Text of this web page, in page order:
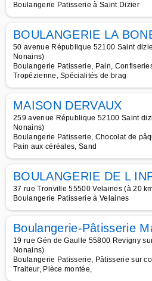
Boulangerie Patisserie à Saint Dizier
BOULANGERIE LA
50 avenue République 52100 Saint
Nonains)
Boulangerie Patisserie, Pain,
Tropézienne, Spécialités de brag
MAISON DERVAUX
259 avenue République 52100 Saint
Nonains)
Boulangerie Patisserie, Chocolat de
Pain aux céréales, Sand
BOULANGERIE DE L
37 rue Tronville 55500 Velaines (à 20
Boulangerie Patisserie à Velaines
Boulangerie-Pâtisserie
19 rue Gén de Gaulle 55800 Revigny
Nonains)
Boulangerie Patisserie, Pâtisserie sur
Traiteur, Pièce montée,